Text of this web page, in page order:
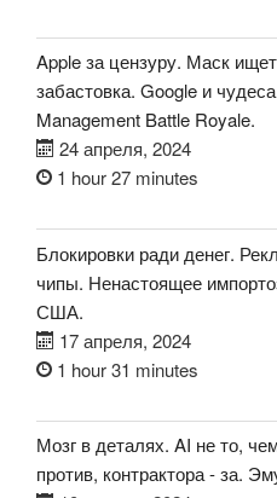
Apple за цензуру. Маск
забастовка. Google и
Management Battle Royale.
24 апреля, 2024
1 hour 27 minutes
Блокировки ради денег.
чипы. Ненастоящее
США.
17 апреля, 2024
1 hour 31 minutes
Мозг в деталях. AI не то,
против, контрактора - за.